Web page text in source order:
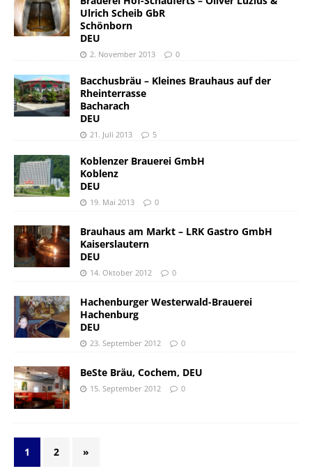
Ulrich Scheib GbR
Schönborn
DEU
2. November 2013 0
Bacchusbräu – Kleines Brauhaus auf der
Rheinterrasse
Bacharach
DEU
21. Juli 2013 5
Koblenzer Brauerei GmbH
Koblenz
DEU
19. Mai 2013 0
Brauhaus am Markt – LRK Gastro GmbH
Kaiserslautern
DEU
14. Oktober 2012 0
Hachenburger Westerwald-Brauerei
Hachenburg
DEU
23. September 2012 0
BeSte Bräu, Cochem, DEU
15. September 2012 0
1 2 »